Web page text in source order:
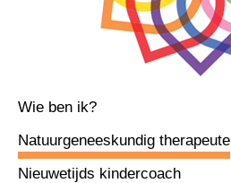
Wie ben ik?
Natuurgeneeskundig therapeute
Nieuwetijds kindercoach